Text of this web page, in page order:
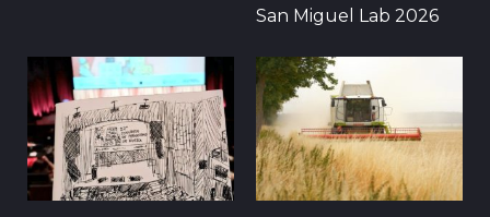
San Miguel Lab 2026